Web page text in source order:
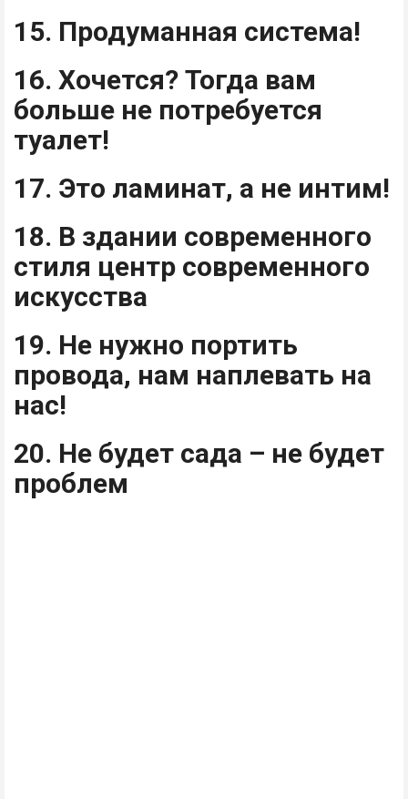
15. Продуманная система!
16. Хочется? Тогда вам
больше не потребуется
туалет!
17. Это ламинат, а не интим!
18. В здании современного
стиля центр современного
искусства
19. Не нужно портить
провода, нам наплевать на
нас!
20. Не будет сада – не будет
проблем